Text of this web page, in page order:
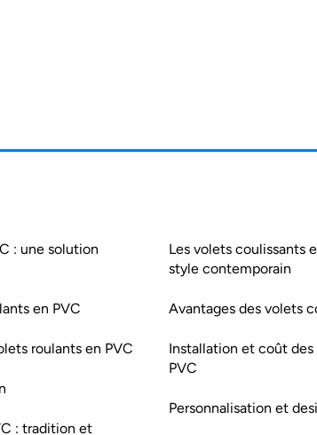
: une solution
en PVC
roulants en PVC
: tradition et
Les volets coulissants
style contemporain
Avantages des volets
Installation et coût
PVC
Personnalisation et